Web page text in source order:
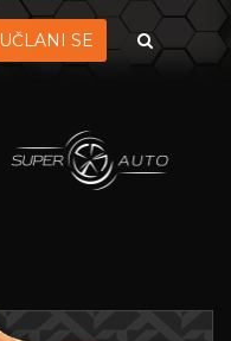
UČLANI SE